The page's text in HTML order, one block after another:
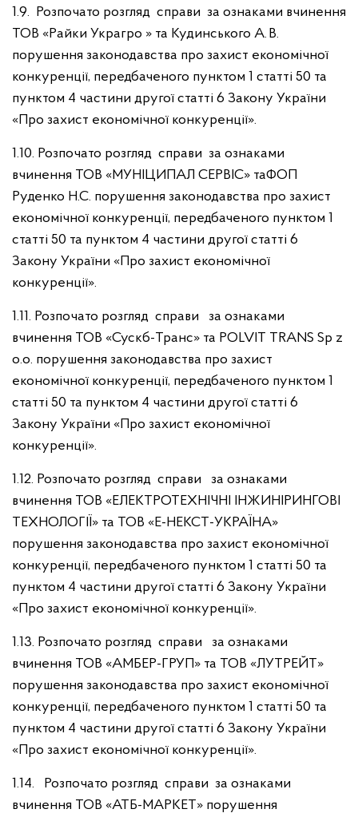
1.9. Розпочато розгляд справи за ознаками вчинення
ТОВ «Райки Украгро » та Кудинського А. В.
порушення законодавства про захист економічної
конкуренції, передбаченого пунктом 1 статті 50 та
пунктом 4 частини другої статті 6 Закону України
«Про захист економічної конкуренції».
1.10. Розпочато розгляд справи за ознаками
вчинення ТОВ «МУНІЦИПАЛ СЕРВІС» таФОП
Руденко Н.С. порушення законодавства про захист
економічної конкуренції, передбаченого пунктом 1
статті 50 та пунктом 4 частини другої статті 6
Закону України «Про захист економічної
конкуренції».
1.11. Розпочато розгляд справи за ознаками
вчинення ТОВ «Сускб-Транс» та POLVIT TRANS Sp z
o.o. порушення законодавства про захист
економічної конкуренції, передбаченого пунктом 1
статті 50 та пунктом 4 частини другої статті 6
Закону України «Про захист економічної
конкуренції».
1.12. Розпочато розгляд справи за ознаками
вчинення ТОВ «ЕЛЕКТРОТЕХНІЧНІ ІНЖИНІРИНГОВІ
ТЕХНОЛОГІЇ» та ТОВ «Е-НЕКСТ-УКРАЇНА»
порушення законодавства про захист економічної
конкуренції, передбаченого пунктом 1 статті 50 та
пунктом 4 частини другої статті 6 Закону України
«Про захист економічної конкуренції».
1.13. Розпочато розгляд справи за ознаками
вчинення ТОВ «АМБЕР-ГРУП» та ТОВ «ЛУТРЕЙТ»
порушення законодавства про захист економічної
конкуренції, передбаченого пунктом 1 статті 50 та
пунктом 4 частини другої статті 6 Закону України
«Про захист економічної конкуренції».
1.14. Розпочато розгляд справи за ознаками
вчинення ТОВ «АТБ-МАРКЕТ» порушення